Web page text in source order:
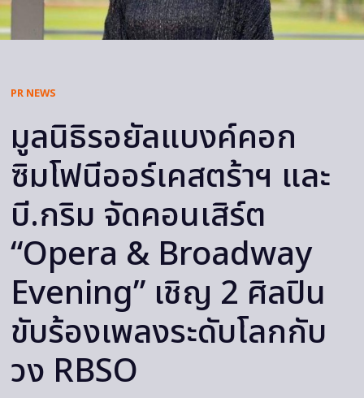
PR NEWS
มูลนิธิรอยัลแบงค์คอก
ซิมโฟนีออร์เคสตร้าฯ และ
บี.กริม จัดคอนเสิร์ต
“Opera & Broadway
Evening” เชิญ 2 ศิลปิน
ขับร้องเพลงระดับโลกกับ
วง RBSO